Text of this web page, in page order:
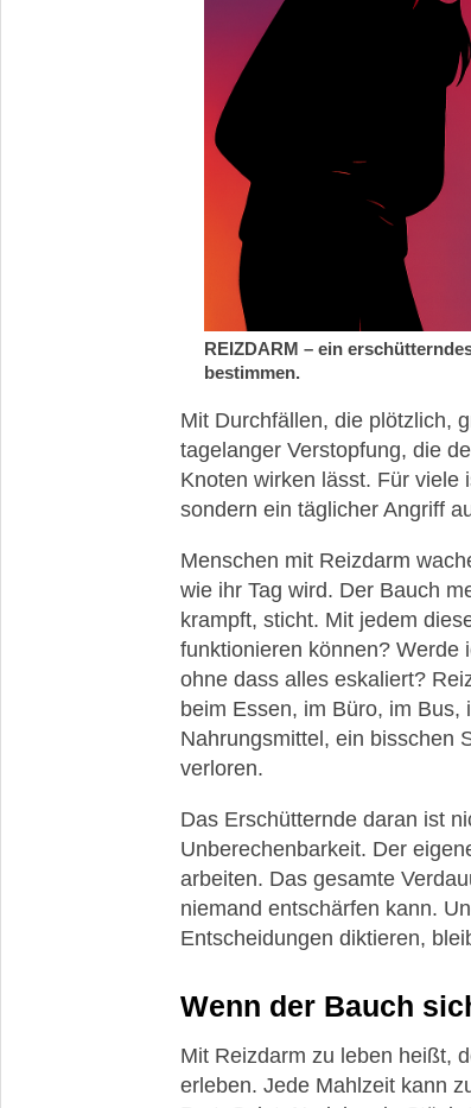
REIZDARM – ein
bestimmen.
Mit Durchfällen, die plötzlich,
tagelanger Verstopfung, die
Knoten wirken lässt. Für viele
sondern ein täglicher Angriff
Menschen mit Reizdarm
wie ihr Tag wird. Der Bauch
krampft, sticht. Mit jedem
funktionieren können? Werde
ohne dass alles eskaliert?
beim Essen, im Büro, im
Nahrungsmittel, ein bisschen
verloren.
Das Erschütternde daran ist
Unberechenbarkeit. Der
arbeiten. Das gesamte
niemand entschärfen kann.
Entscheidungen diktieren,
Wenn der Bauch
Mit Reizdarm zu leben heißt,
erleben. Jede Mahlzeit kann